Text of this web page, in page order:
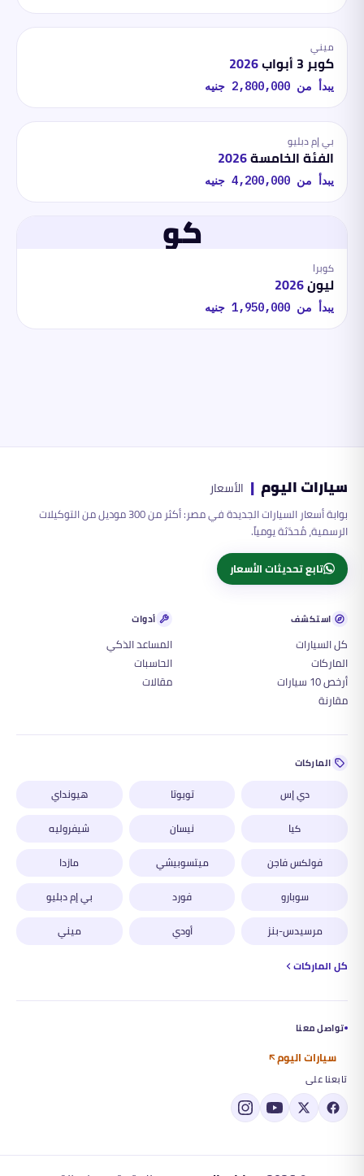
ميني
كوبر 3 أبواب 2026
يبدأ من 2,800,000 جنيه
بي إم دبليو
الفئة الخامسة2026
يبدأ من 4,200,000 جنيه
كو
كوبرا
ليون2026
يبدأ من 1,950,000 جنيه
سيارات اليوم | الأسعار
بوابة أسعار السيارات الجديدة في مصر: أكثر من 300 موديل من التوكيلات
الرسمية، مُحدّثة يومياً.
تابع تحديثات الأسعار
استكشف
كل السيارات
الماركات
أرخص 10 سيارات
مقارنة
أدوات
المساعد الذكي
الحاسبات
مقالات
الماركات
دي إس تويوتا
هيونداي
كيا
نيسان
شيفروليه
فولكس فاجن
ميتسوبيشي
مازدا
سوبارو
فورد
بي إم دبليو
مرسيدس-بنز
أودي
ميني
كل الماركات
تواصل معنا
سيارات اليوم
تابعنا على